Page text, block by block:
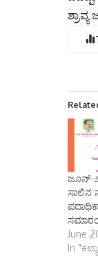
ಜೂನ್-
ಸಾಲಿನ
June
In